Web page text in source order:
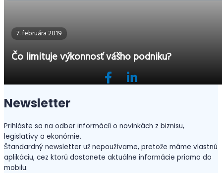
7. februára 2019
Čo limituje výkonnosť vášho podniku?
Newsletter
Prihláste sa na odber informácií o novinkách z biznisu,
legislatívy a ekonómie.
Štandardný newsletter už nepoužívame, pretože máme vlastnú
aplikáciu, cez ktorú dostanete aktuálne informácie priamo do
mobilu.